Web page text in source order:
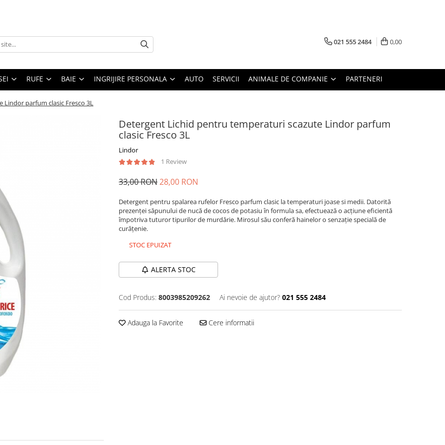
021 555 2484 0,00
RUFE BAIE INGRIJIRE PERSONALA AUTO SERVICII ANIMALE DE COMPANIE PARTENERI
parfum clasic Fresco 3L
Detergent Lichid pentru temperaturi scazute Lindor parfum
clasic Fresco 3L
Lindor
1 Review
33,00 RON28,00 RON
Detergent pentru spalarea rufelor Fresco parfum clasic la temperaturi joase si medii. Datorită
prezenței săpunului de nucă de cocos de potasiu în formula sa, efectuează o acțiune eficientă
împotriva tuturor tipurilor de murdărie. Mirosul său conferă hainelor o senzație specială de
curățenie.
STOC EPUIZAT
ALERTA STOC
Cod Produs: 8003985209262 Ai nevoie de ajutor? 021 555 2484
Adauga la Favorite Cere informatii